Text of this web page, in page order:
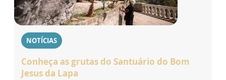
NOTÍCIAS
Conheça as grutas do Santuário do Bom
Jesus da Lapa